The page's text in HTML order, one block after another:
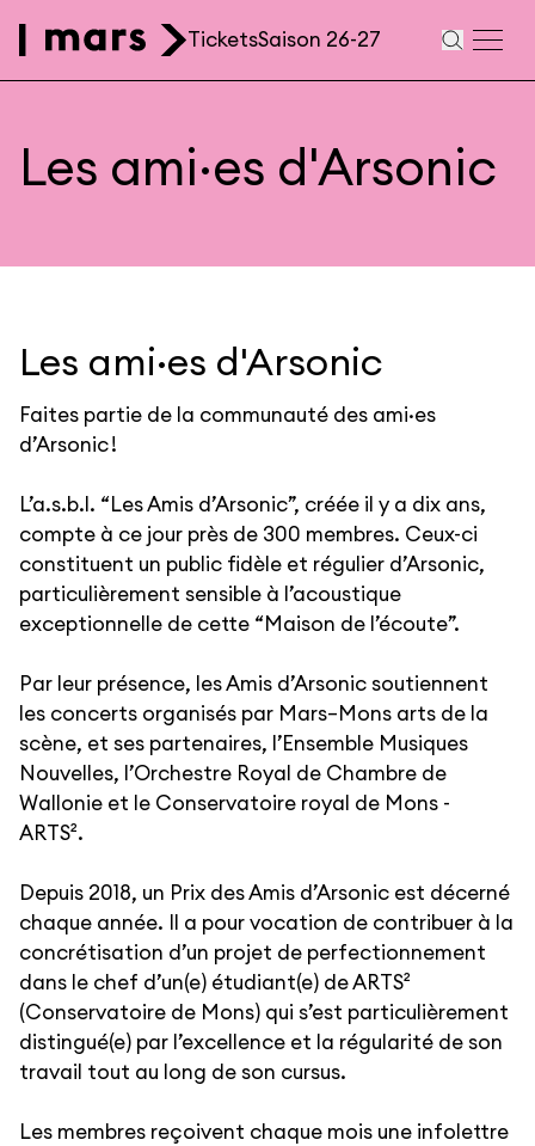
Navigation
TicketsSaison 26-27
Les ami·es d'Arsonic
Les ami·es d'Arsonic
Faites partie de la communauté des ami·es
d’Arsonic !
L’a.s.b.l. “Les Amis d’Arsonic”, créée il y a dix ans,
compte à ce jour près de 300 membres. Ceux-ci
constituent un public fidèle et régulier d’Arsonic,
particulièrement sensible à l’acoustique
exceptionnelle de cette “Maison de l’écoute”.
Par leur présence, les Amis d’Arsonic soutiennent
les concerts organisés par Mars–Mons arts de la
scène, et ses partenaires, l’Ensemble Musiques
Nouvelles, l’Orchestre Royal de Chambre de
Wallonie et le Conservatoire royal de Mons -
ARTS².
Depuis 2018, un Prix des Amis d’Arsonic est décerné
chaque année. Il a pour vocation de contribuer à la
concrétisation d’un projet de perfectionnement
dans le chef d’un(e) étudiant(e) de ARTS²
(Conservatoire de Mons) qui s’est particulièrement
distingué(e) par l’excellence et la régularité de son
travail tout au long de son cursus.
Les membres reçoivent chaque mois une infolettre